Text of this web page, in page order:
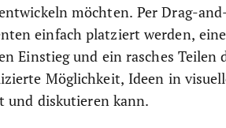
möchten. Per Drag-
einfach platziert werden,
Einstieg und ein rasches Teilen
Möglichkeit, Ideen in
und diskutieren kann.